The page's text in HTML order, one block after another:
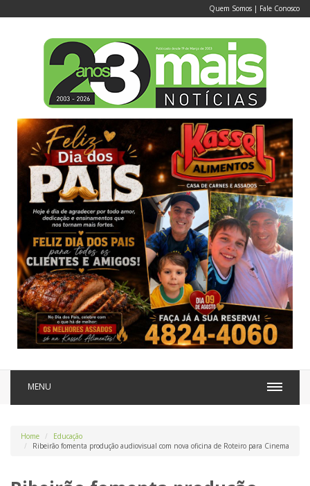
Quem Somos | Fale Conosco
MENU
Home
Educação
Ribeirão fomenta produção audiovisual com nova oficina de Roteiro para Cinema